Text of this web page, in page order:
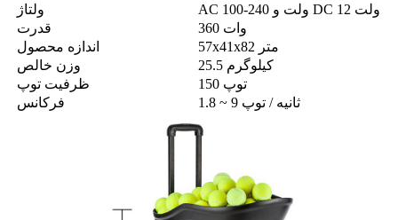
ولتاژ
AC 100-240 ولت و DC 12 ولت
قدرت
360 وات
اندازه محصول
57x41x82 متر
وزن خالص
25.5 کیلوگرم
ظرفیت توپ
150 توپ
فرکانس
1.8 ~ 9 ثانیه / توپ